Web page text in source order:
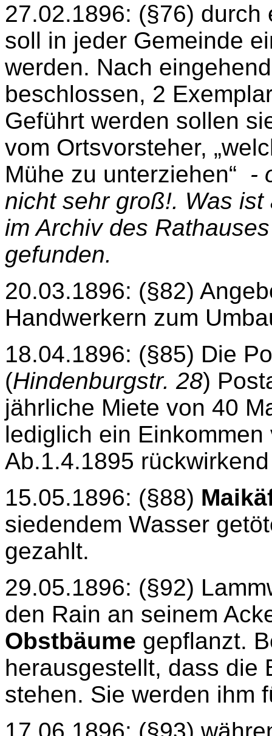
27.02.1896: (§76)
soll in jeder Gemeinde
werden. Nach
beschlossen, 2
Geführt werden sollen
vom Ortsvorsteher,
Mühe zu unterziehen“ -
nicht sehr groß!. Was
im Archiv des
gefunden.
20.03.1896: (§82)
Handwerkern zum
18.04.1896: (§85) Die
(Hindenburgstr. 28)
jährliche Miete von 40
lediglich ein
Ab.1.4.1895
15.05.1896: (§88)
siedendem Wasser
gezahlt.
29.05.1896: (§92)
den Rain an seinem
Obstbäume gepflanzt.
herausgestellt, dass die
stehen. Sie werden ihm